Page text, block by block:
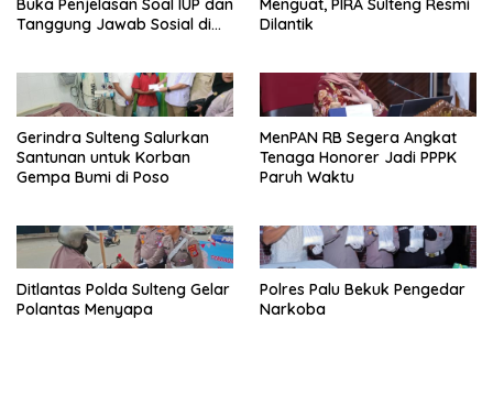
Buka Penjelasan Soal IUP dan
Tanggung Jawab Sosial di
Menguat, PIRA Sulteng Resmi
Dilantik
Gerindra Sulteng Salurkan
Santunan untuk Korban
Gempa Bumi di Poso
MenPAN RB Segera Angkat
Tenaga Honorer Jadi PPPK
Paruh Waktu
Ditlantas Polda Sulteng Gelar
Polantas Menyapa
Polres Palu Bekuk Pengedar
Narkoba